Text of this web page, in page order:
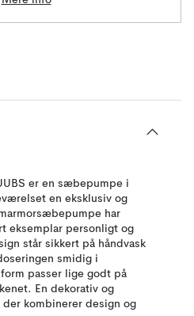
er en sæbepumpe i
en eksklusiv og
har
eksemplar personligt og
står sikkert på håndvask
smidig i
passer lige godt på
En dekorativ og
kombinerer design og